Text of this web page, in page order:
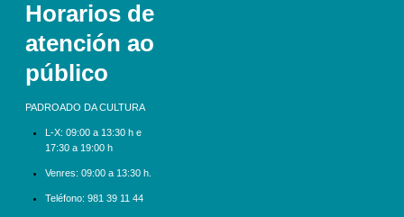
Horarios de
atención ao
público
PADROADO DA CULTURA
L-X: 09:00 a 13:30 h e
17:30 a 19:00 h
Venres: 09:00 a 13:30 h.
Teléfono: 981 39 11 44